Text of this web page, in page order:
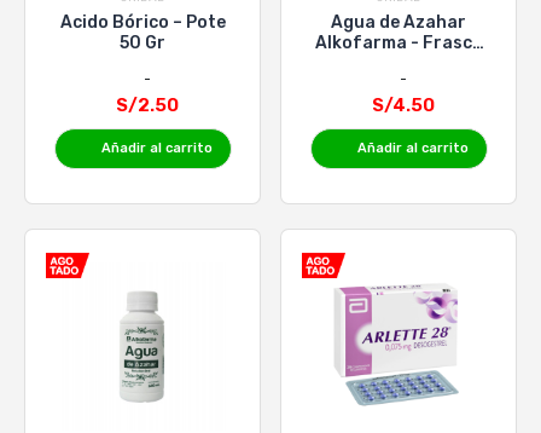
Acido Bórico – Pote
50 Gr
S/2.50
Añadir al carrito
Agua de Azahar
Alkofarma - Frasco
S/4.50
Añadir al carrito